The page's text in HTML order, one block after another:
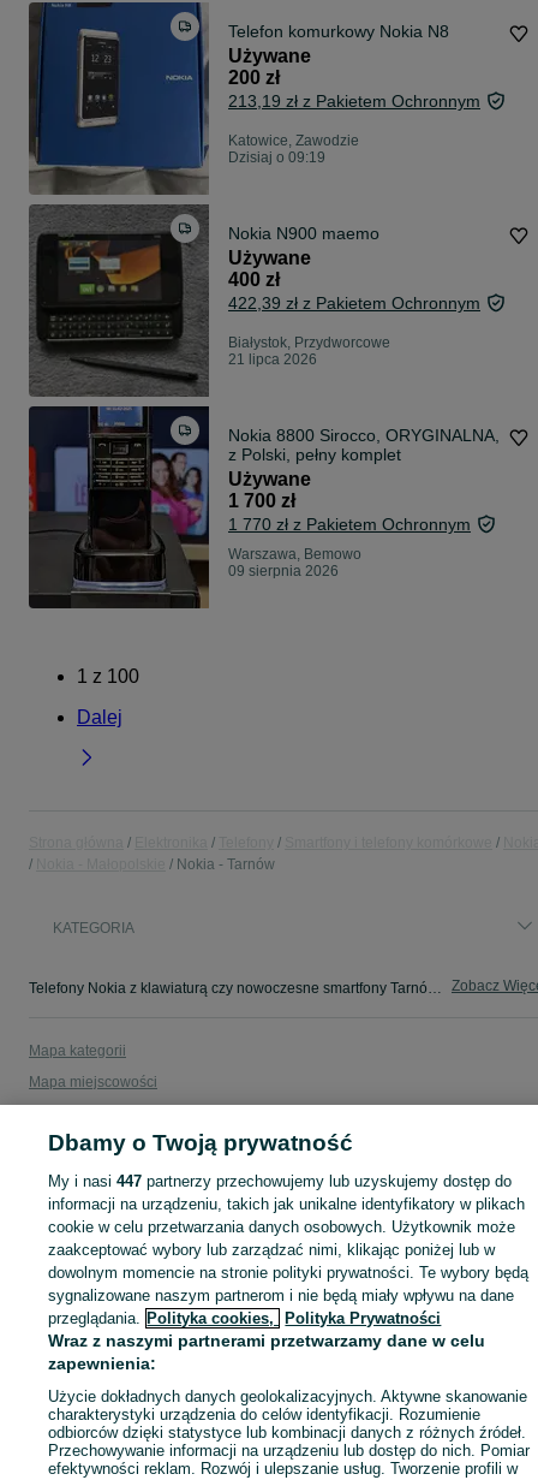
Telefon komurkowy Nokia N8
Używane
200 zł
213,19 zł z Pakietem Ochronnym
Katowice, Zawodzie
Dzisiaj o 09:19
Nokia N900 maemo
Używane
400 zł
422,39 zł z Pakietem Ochronnym
Białystok, Przydworcowe
21 lipca 2026
Nokia 8800 Sirocco, ORYGINALNA,
z Polski, pełny komplet
Używane
1 700 zł
1 770 zł z Pakietem Ochronnym
Warszawa, Bemowo
09 sierpnia 2026
1 z 100
Dalej
Nokia - Tarnów
KATEGORIA
Telefony Nokia z klawiaturą czy nowoczesne smartfony Tarnów — wybór dla każdego gustu ✌️ Nowe i używane modele okazyjnie ➤ Znajdź swój telefon na OLX.pl! Zobacz
Mapa kategorii
Mapa miejscowości
Popularne wyszukiwania
Dbamy o Twoją prywatność
My i nasi447 partnerzy przechowujemy lub uzyskujemy dostęp do
informacji na urządzeniu, takich jak unikalne identyfikatory w plikach
cookie w celu przetwarzania danych osobowych. Użytkownik może
zaakceptować wybory lub zarządzać nimi, klikając poniżej lub w
dowolnym momencie na stronie polityki prywatności. Te wybory będą
sygnalizowane naszym partnerom i nie będą miały wpływu na dane
przeglądania. Polityka cookies, Polityka Prywatności
Wraz z naszymi partnerami przetwarzamy dane w celu
zapewnienia:
Użycie dokładnych danych geolokalizacyjnych. Aktywne skanowanie
charakterystyki urządzenia do celów identyfikacji. Rozumienie
odbiorców dzięki statystyce lub kombinacji danych z różnych źródeł.
Przechowywanie informacji na urządzeniu lub dostęp do nich. Pomiar
efektywności reklam. Rozwój i ulepszanie usług. Tworzenie profili w